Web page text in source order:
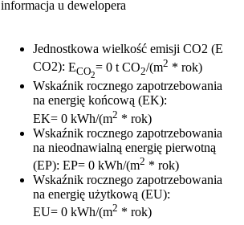
informacja u dewelopera
Jednostkowa wielkość emisji CO2 (E
CO2): ECO2
= 0 t CO2/(m2 * rok)
Wskaźnik rocznego zapotrzebowania
na energię końcową (EK):
EK= 0 kWh/(m2 * rok)
Wskaźnik rocznego zapotrzebowania
na nieodnawialną energię pierwotną
(EP): EP= 0 kWh/(m2 * rok)
Wskaźnik rocznego zapotrzebowania
na energię użytkową (EU):
EU= 0 kWh/(m2 * rok)